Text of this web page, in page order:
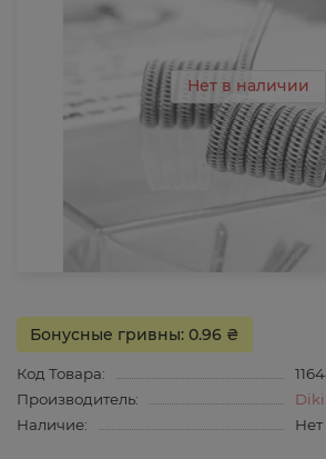
Нет в наличии
Бонусные гривны: 0.96 ₴
Код Товара:
Производитель:
Diki
Наличие: